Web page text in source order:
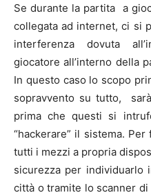
Se durante la partita a
collegata ad internet, ci si
interferenza dovuta
giocatore all’interno della
In questo caso lo scopo
sopravvento su tutto,
prima che questi si
“hackerare” il sistema.
tutti i mezzi a propria
sicurezza per individuarlo
città o tramite lo scanner